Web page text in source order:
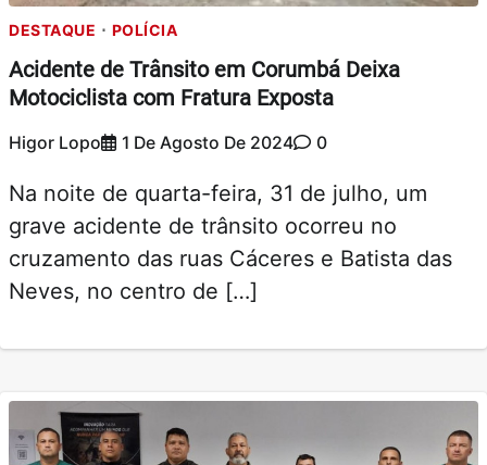
DESTAQUE POLÍCIA
Acidente de Trânsito em Corumbá Deixa
Motociclista com Fratura Exposta
Higor Lopo 1 De Agosto De 2024 0
Na noite de quarta-feira, 31 de julho, um
grave acidente de trânsito ocorreu no
cruzamento das ruas Cáceres e Batista das
Neves, no centro de […]